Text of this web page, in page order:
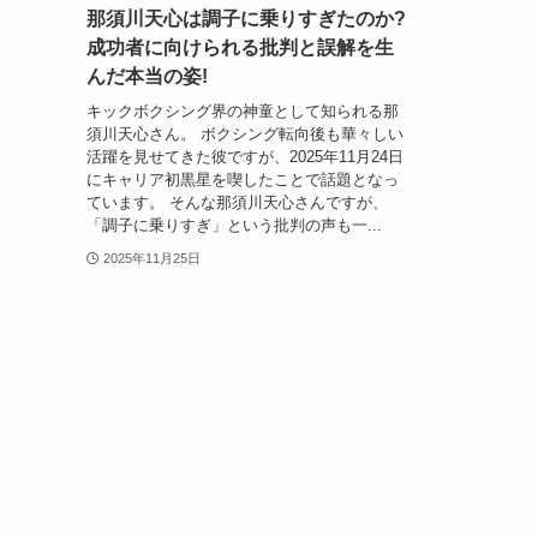
那須川天心は調子に乗りすぎたのか?
成功者に向けられる批判と誤解を生
んだ本当の姿!
キックボクシング界の神童として知られる那
須川天心さん。 ボクシング転向後も華々しい
活躍を見せてきた彼ですが、2025年11月24日
にキャリア初黒星を喫したことで話題となっ
ています。 そんな那須川天心さんですが、
「調子に乗りすぎ」という批判の声も一...
2025年11月25日